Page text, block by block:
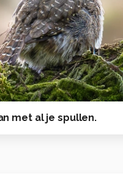
met al je spullen.